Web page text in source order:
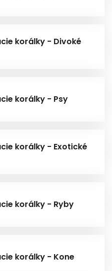
korálky - Divoké
korálky - Psy
korálky - Exotické
korálky - Ryby
korálky - Kone